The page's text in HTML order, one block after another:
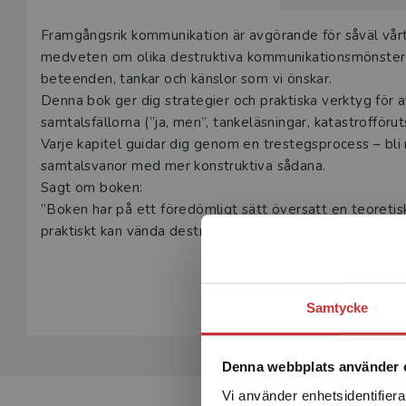
Samtycke
Denna webbplats använder
Vi använder
Beskrivning
Framgångsrik kommunikation är avgörande för såväl
medveten om olika destruktiva
beteenden, tankar och känslor som vi önskar.
Denna bok ger dig strategier och praktiska verktyg för
samtalsfällorna (”ja, men”, tanke­läsningar,
Varje kapitel guidar dig genom en trestegsprocess –
samtals­vanor med mer konstruktiva sådana.
Sagt om boken:
”Boken har på ett föredömligt sätt översatt en
praktiskt kan vända destruktiv kommunikation till
också till studenter inom olika utbildningar som